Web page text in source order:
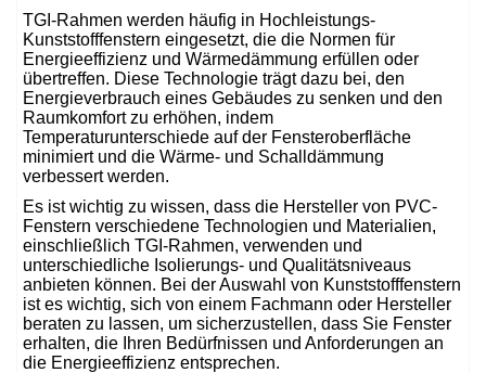
TGI-Rahmen werden häufig in Hochleistungs-
Kunststofffenstern eingesetzt, die die Normen für
Energieeffizienz und Wärmedämmung erfüllen oder
übertreffen. Diese Technologie trägt dazu bei, den
Energieverbrauch eines Gebäudes zu senken und den
Raumkomfort zu erhöhen, indem
Temperaturunterschiede auf der Fensteroberfläche
minimiert und die Wärme- und Schalldämmung
verbessert werden.
Es ist wichtig zu wissen, dass die Hersteller von PVC-
Fenstern verschiedene Technologien und Materialien,
einschließlich TGI-Rahmen, verwenden und
unterschiedliche Isolierungs- und Qualitätsniveaus
anbieten können. Bei der Auswahl von Kunststofffenstern
ist es wichtig, sich von einem Fachmann oder Hersteller
beraten zu lassen, um sicherzustellen, dass Sie Fenster
erhalten, die Ihren Bedürfnissen und Anforderungen an
die Energieeffizienz entsprechen.